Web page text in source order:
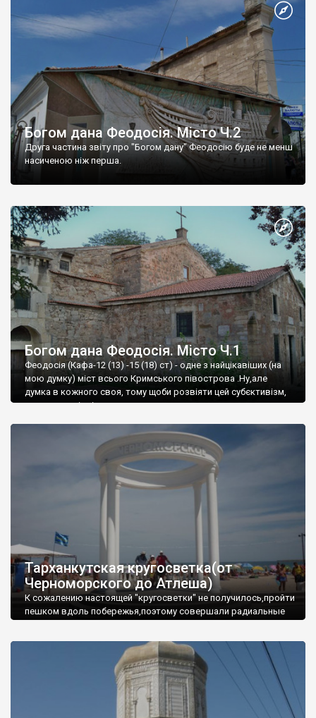
Богом дана Феодосія. Місто Ч.2
Друга частина звіту про "Богом дану" Феодосію буде не менш
насиченою ніж перша.
Богом дана Феодосія. Місто Ч.1
Феодосія (Кафа-12 (13) -15 (18) ст) - одне з найцікавіших (на
мою думку) міст всього Кримського півострова .Ну,але
думка в кожного своя, тому щоби розвіяти цей субєктивізм,
запрошую відвідати це
Тарханкутская кругосветка(от
Черноморского до Атлеша)
К сожалению настоящей "кругосветки" не получилось,пройти
пешком вдоль побережья,поэтому совершали радиальные